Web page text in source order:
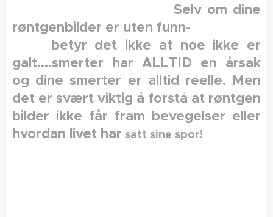
Selv om dine
røntgenbilder er uten funn-
betyr det ikke at noe ikke er
galt....smerter har ALLTID en årsak
og dine smerter er alltid reelle. Men
det er svært viktig å forstå at røntgen
bilder ikke får fram bevegelser eller
hvordan livet har satt sine spor!